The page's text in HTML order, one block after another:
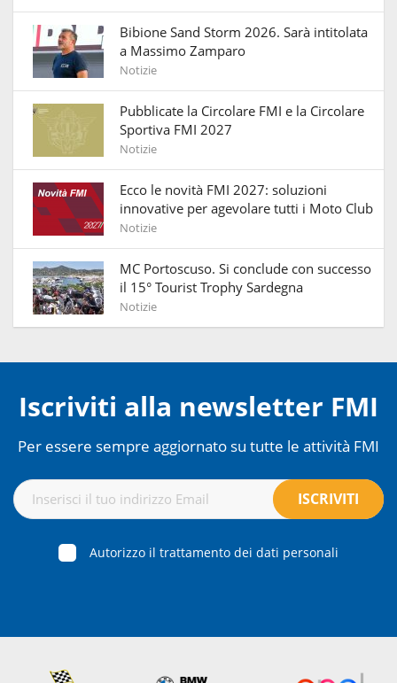
Bibione Sand Storm 2026. Sarà intitolata
a Massimo Zamparo
Notizie
Pubblicate la Circolare FMI e la Circolare
Sportiva FMI 2027
Notizie
Ecco le novità FMI 2027: soluzioni
innovative per agevolare tutti i Moto Club
Notizie
MC Portoscuso. Si conclude con successo
il 15° Tourist Trophy Sardegna
Notizie
Iscriviti alla newsletter FMI
Per essere sempre aggiornato su tutte le attività FMI
Autorizzo il trattamento dei dati personali